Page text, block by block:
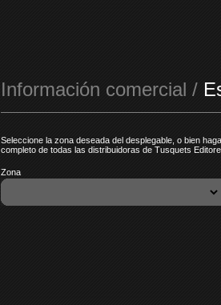
Información comercial /
Seleccione la zona deseada del desplegable, o bien
completo de todas las distribuidoras de Tusquets
Zona